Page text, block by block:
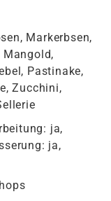
Markerbsen,
Mangold,
Pastinake,
Zucchini,
ja,
ja,